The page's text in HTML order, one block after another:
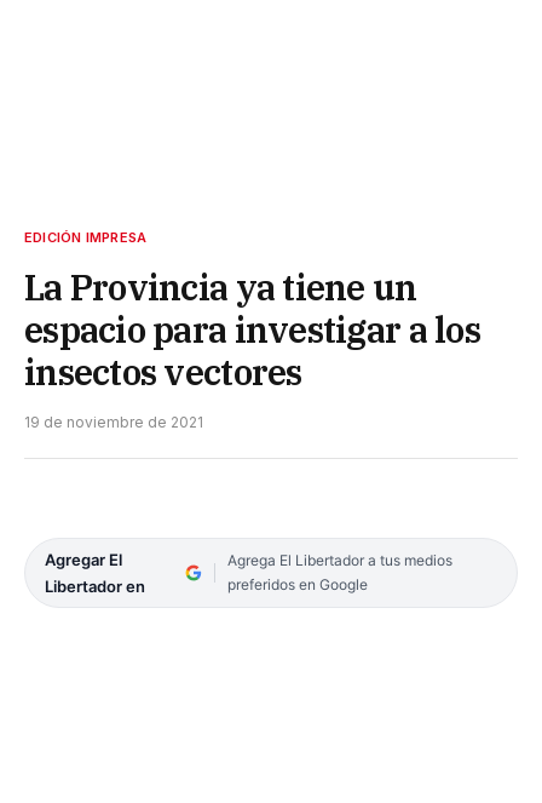
EDICIÓN IMPRESA
La Provincia ya tiene un
espacio para investigar a los
insectos vectores
19 de noviembre de 2021
Agregar El
Libertador en
Agrega El Libertador a tus medios
preferidos en Google